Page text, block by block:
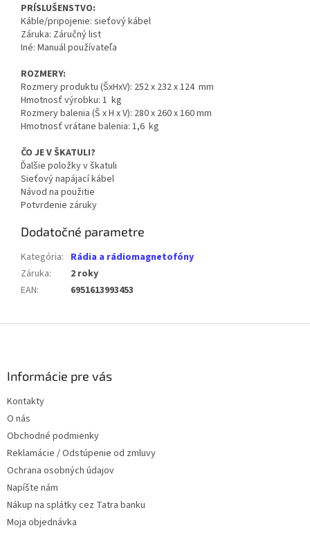
PRÍSLUŠENSTVO:
Káble/pripojenie: sieťový kábel
Záruka: Záručný list
Iné: Manuál používateľa
ROZMERY:
Rozmery produktu (ŠxHxV): 252 x 232 x 124 mm
Hmotnosť výrobku: 1 kg
Rozmery balenia (Š x H x V): 280 x 260 x 160 mm
Hmotnosť vrátane balenia: 1,6 kg
ČO JE V ŠKATULI?
Ďalšie položky v škatuli
Sieťový napájací kábel
Návod na použitie
Potvrdenie záruky
Dodatočné parametre
Kategória: Rádia a rádiomagnetofóny
Záruka:
2 roky
EAN: 6951613993453
Informácie pre vás
Kontakty
O nás
Obchodné podmienky
Reklamácie / Odstúpenie od zmluvy
Ochrana osobných údajov
Napíšte nám
Nákup na splátky cez Tatra banku
Moja objednávka